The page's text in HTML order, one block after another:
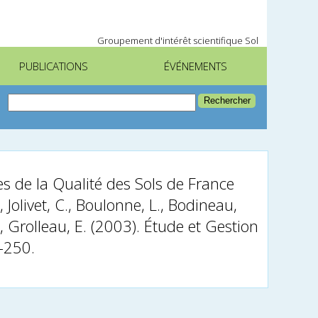
Groupement d'intérêt scientifique Sol
PUBLICATIONS ÉVÉNEMENTS
de la Qualité des Sols de France
Jolivet, C., Boulonne, L., Bodineau,
Grolleau, E. (2003). Étude et Gestion